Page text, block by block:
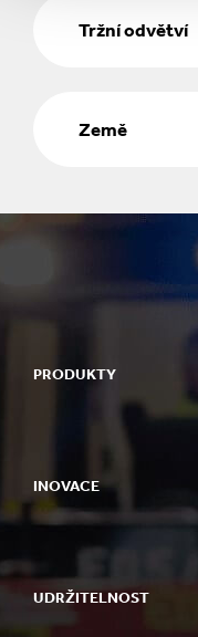
odvětvíTržní odvětví
Země
PRODUKTY
INOVACE
UDRŽITELNOST